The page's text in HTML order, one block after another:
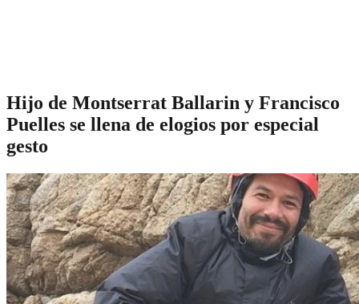
Hijo de Montserrat Ballarin y Francisco
Puelles se llena de elogios por especial
gesto